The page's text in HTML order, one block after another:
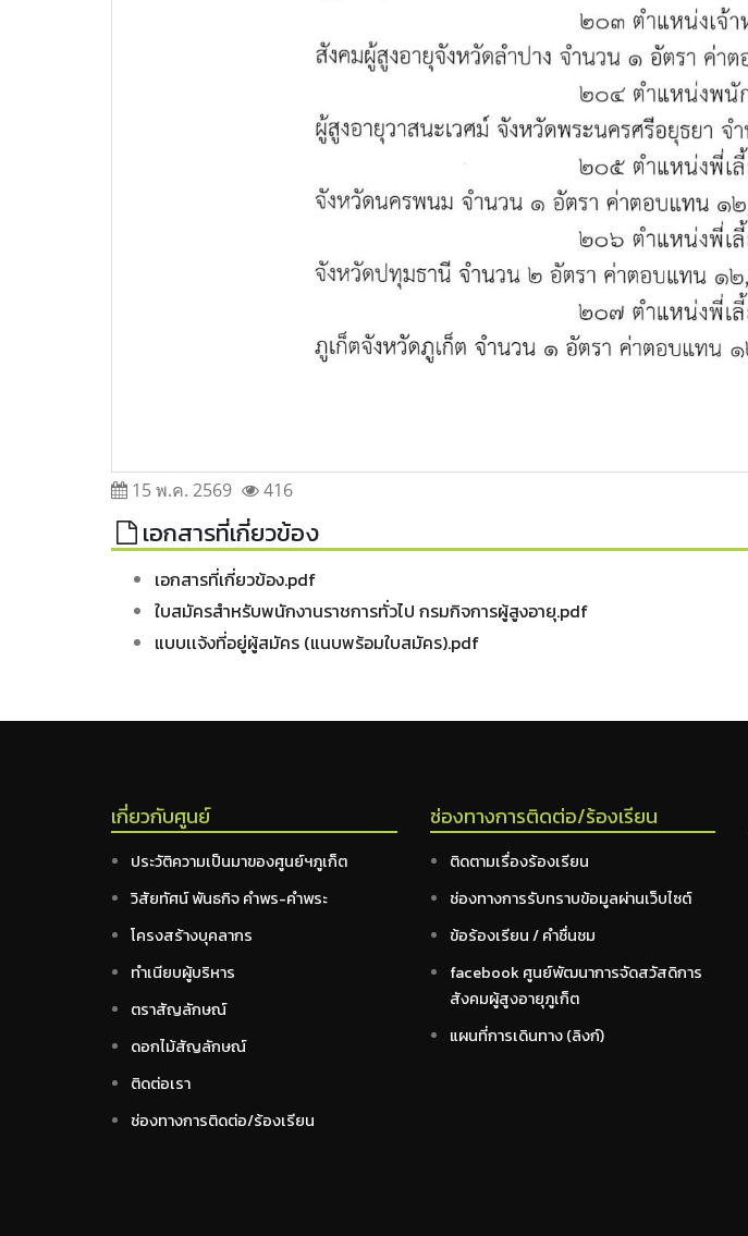
15 พ.ค. 2569 416
เอกสารที่เกี่ยวข้อง
เอกสารที่เกี่ยวข้อง.pdf
ใบสมัครสำหรับพนักงานราชการทั่วไป กรมกิจการผู้สูงอายุ.pdf
แบบเเจ้งที่อยู่ผู้สมัคร (แนบพร้อมใบสมัคร).pdf
เกี่ยวกับศูนย์
ประวัติความเป็นมาของศูนย์ฯภูเก็ต
วิสัยทัศน์ พันธกิจ คำพร-คำพระ
โครงสร้างบุคลากร
ทำเนียบผู้บริหาร
ตราสัญลักษณ์
ดอกไม้สัญลักษณ์
ติดต่อเรา
ช่องทางการติดต่อ/ร้องเรียน
ช่องทางการติดต่อ/ร้องเรียน
ติดตามเรื่องร้องเรียน
ช่องทางการรับทราบข้อมูลผ่านเว็บไซต์
ข้อร้องเรียน / คำชื่นชม
facebook ศูนย์พัฒนาการจัดสวัสดิการ
สังคมผู้สูงอายุภูเก็ต
แผนที่การเดินทาง (ลิงก์)